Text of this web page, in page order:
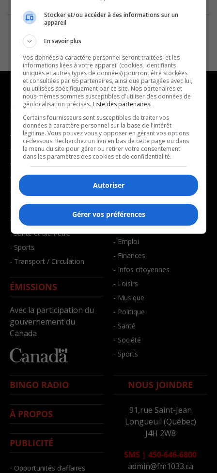
NOUVELLES
- Affaires municipales
- Communauté / Social
- Culture
- Économie
- Éducation
- Environnement
- Faits divers
- Santé et bien-être
- Sports
- Transport / Circulation
ÉMISSIONS
Avec la participation du
gouvernement du
Canada
MUSIQUE
- Décompte franco
- Joué récemment
BALADOS
- Art de vivre
- Bien-être
- Emploi
- Finances
- Infos citoyennes
- Loisirs
- Musique
- Politique
- Santé
- Société
- Sports
BINGO RADIO
À PROPOS
PUBLICITÉ
- Opportunités d’affaires
NOUS JOINDRE
91,rue Saint-Jean
Longueuil (Québec)
J4H 2W8
SMS | 450-646-6800
admin@fm1033.ca
Stocker et/ou accéder à des informations sur un
appareil
En savoir plus
Vos données à caractère personnel seront traitées, et les
informations liées à votre appareil (cookies, identifiants
uniques et autres types de données) pourront être stockées
et consultées par 66 partenaires, ainsi que partagées avec lui,
ou utilisées spécifiquement par ce site. Nos partenaires et
nous-mêmes sommes susceptibles d'utiliser des données de
géolocalisation précises. Liste des partenaires.
Certains fournisseurs sont susceptibles de traiter vos
données à caractère personnel sur la base de l'intérêt
légitime. Vous pouvez vous y opposer en gérant vos options
ci-dessous. Recherchez un lien en bas de cette page ou dans
le menu du site pour gérer ou retirer votre consentement
dans les paramètres des cookies et de confidentialité.
Autoriser
Gérer vos préférences